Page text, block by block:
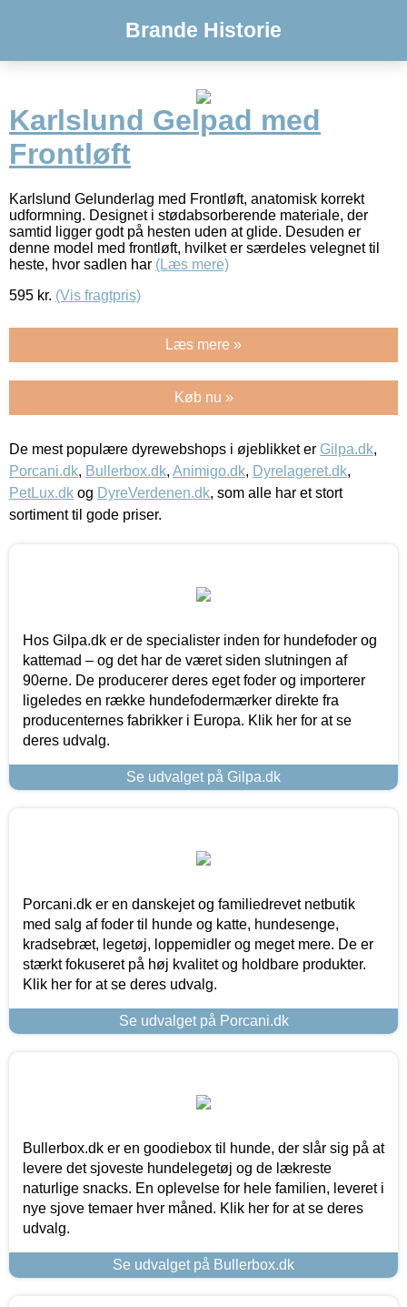
Brande Historie
Karlslund Gelpad med
Frontløft
Karlslund Gelunderlag med Frontløft, anatomisk korrekt
udformning. Designet i stødabsorberende materiale, der
samtid ligger godt på hesten uden at glide. Desuden er
denne model med frontløft, hvilket er særdeles velegnet til
heste, hvor sadlen har (Læs mere)
595 kr. (Vis fragtpris)
Læs mere »
Køb nu »
De mest populære dyrewebshops i øjeblikket er Gilpa.dk,
Porcani.dk, Bullerbox.dk, Animigo.dk, Dyrelageret.dk,
PetLux.dk og DyreVerdenen.dk, som alle har et stort
sortiment til gode priser.
Hos Gilpa.dk er de specialister inden for hundefoder og
kattemad – og det har de været siden slutningen af
90erne. De producerer deres eget foder og importerer
ligeledes en række hundefodermærker direkte fra
producenternes fabrikker i Europa. Klik her for at se
deres udvalg.
Se udvalget på Gilpa.dk
Porcani.dk er en danskejet og familiedrevet netbutik
med salg af foder til hunde og katte, hundesenge,
kradsebræt, legetøj, loppemidler og meget mere. De er
stærkt fokuseret på høj kvalitet og holdbare produkter.
Klik her for at se deres udvalg.
Se udvalget på Porcani.dk
Bullerbox.dk er en goodiebox til hunde, der slår sig på at
levere det sjoveste hundelegetøj og de lækreste
naturlige snacks. En oplevelse for hele familien, leveret i
nye sjove temaer hver måned. Klik her for at se deres
udvalg.
Se udvalget på Bullerbox.dk